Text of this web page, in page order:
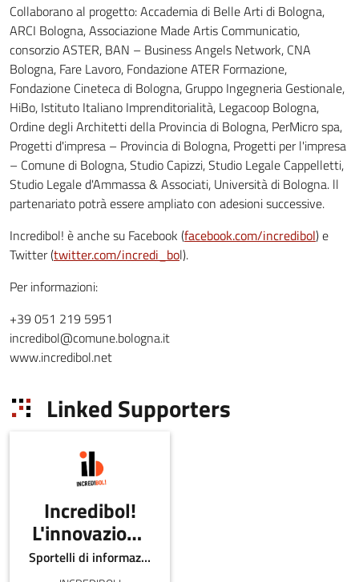
Collaborano al progetto: Accademia di Belle Arti di Bologna,
ARCI Bologna, Associazione Made Artis Communicatio,
consorzio ASTER, BAN – Business Angels Network, CNA
Bologna, Fare Lavoro, Fondazione ATER Formazione,
Fondazione Cineteca di Bologna, Gruppo Ingegneria Gestionale,
HiBo, Istituto Italiano Imprenditorialità, Legacoop Bologna,
Ordine degli Architetti della Provincia di Bologna, PerMicro spa,
Progetti d'impresa – Provincia di Bologna, Progetti per l'impresa
– Comune di Bologna, Studio Capizzi, Studio Legale Cappelletti,
Studio Legale d'Ammassa & Associati, Università di Bologna. ll
partenariato potrà essere ampliato con adesioni successive.
Incredibol! è anche su Facebook (facebook.com/incredibol) e
Twitter (twitter.com/incredi_bol).
Per informazioni:
+39 051 219 5951
incredibol@comune.bologna.it
www.incredibol.net
Linked Supporters
Incredibol!
L'innovazione
creativa di Sportelli di informazione , Università e altri enti pubblici